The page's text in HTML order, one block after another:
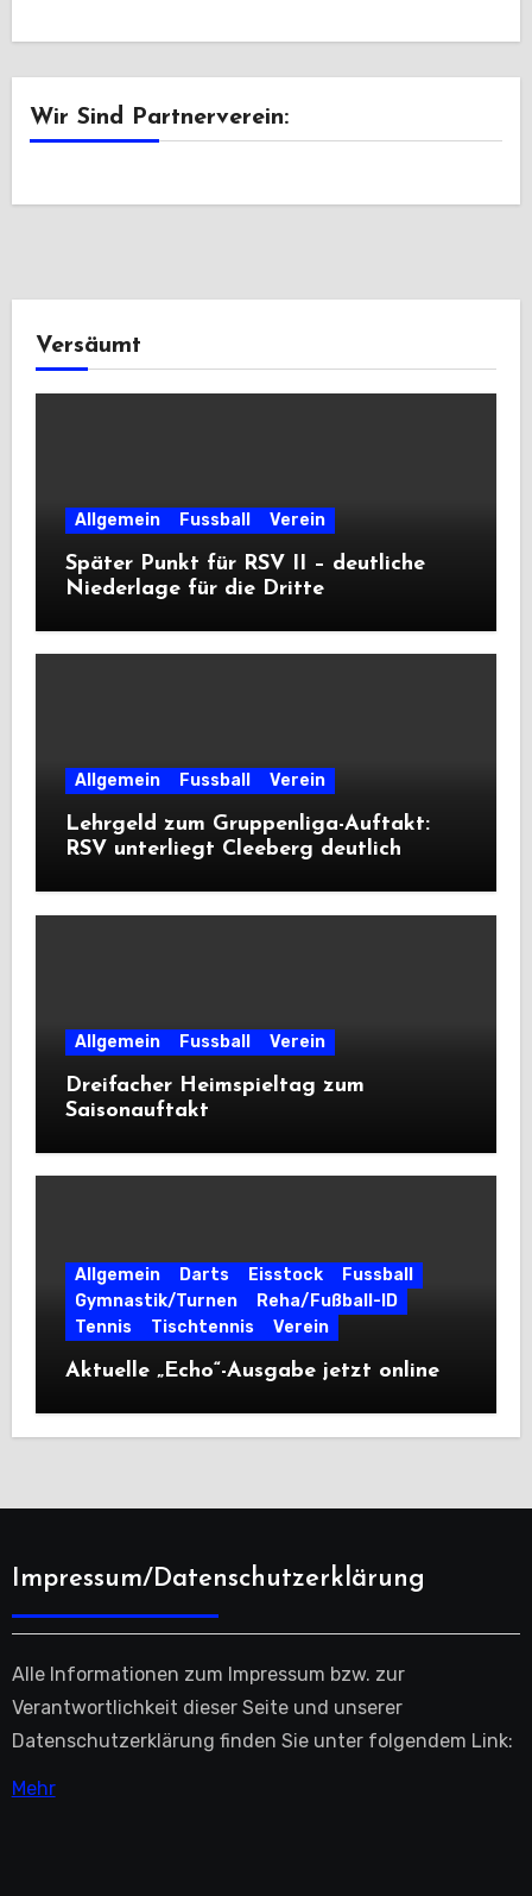
Wir Sind Partnerverein:
Versäumt
Allgemein Fussball Verein
Später Punkt für RSV II – deutliche
Niederlage für die Dritte
Allgemein Fussball Verein
Lehrgeld zum Gruppenliga-Auftakt:
RSV unterliegt Cleeberg deutlich
Allgemein Fussball Verein
Dreifacher Heimspieltag zum
Saisonauftakt
Allgemein Darts Eisstock
Fussball
Gymnastik/Turnen
Reha/Fußball-ID
Tennis
Tischtennis Verein
Aktuelle „Echo“-Ausgabe jetzt online
Impressum/Datenschutzerklärung
Alle Informationen zum Impressum bzw. zur
Verantwortlichkeit dieser Seite und unserer
Datenschutzerklärung finden Sie unter folgendem Link:
Mehr